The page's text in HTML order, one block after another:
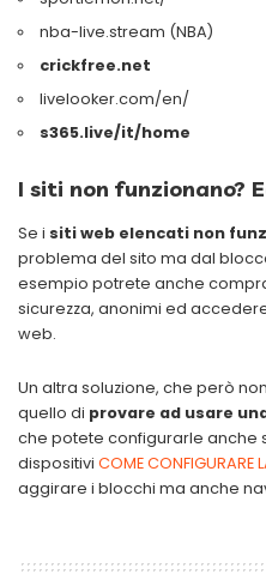
nba-live.stream (NBA)
crickfree.net
livelooker.com/en/
s365.live/it/home
I siti non funzionano?
Se i siti web elencati non
problema del sito ma dal
esempio potrete anche
sicurezza, anonimi ed
web.
Un altra soluzione, che però
quello di provare ad usare
che potete configurarle anche
dispositivi COME CONFIGURARE
aggirare i blocchi ma anche